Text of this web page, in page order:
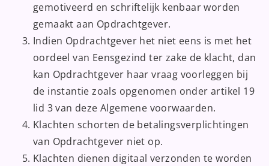
gemotiveerd en schriftelijk kenbaar worden
gemaakt aan Opdrachtgever.
Indien Opdrachtgever het niet eens is met het
oordeel van Eensgezind ter zake de klacht, dan
kan Opdrachtgever haar vraag voorleggen bij
de instantie zoals opgenomen onder artikel 19
lid 3 van deze Algemene voorwaarden.
Klachten schorten de betalingsverplichtingen
van Opdrachtgever niet op.
Klachten dienen digitaal verzonden te worden